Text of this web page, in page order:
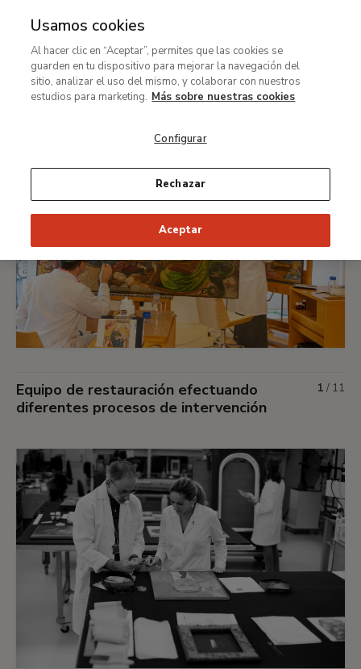
Restauración-Galeria-
Quienes_Somos
Equipo de restauración efectuando
diferentes procesos de intervención
1 / 11
Usamos cookies
Al hacer clic en “Aceptar”, permites que las cookies se
guarden en tu dispositivo para mejorar la navegación del
sitio, analizar el uso del mismo, y colaborar con nuestros
estudios para marketing. Más sobre nuestras cookies
Configurar
Rechazar
Aceptar